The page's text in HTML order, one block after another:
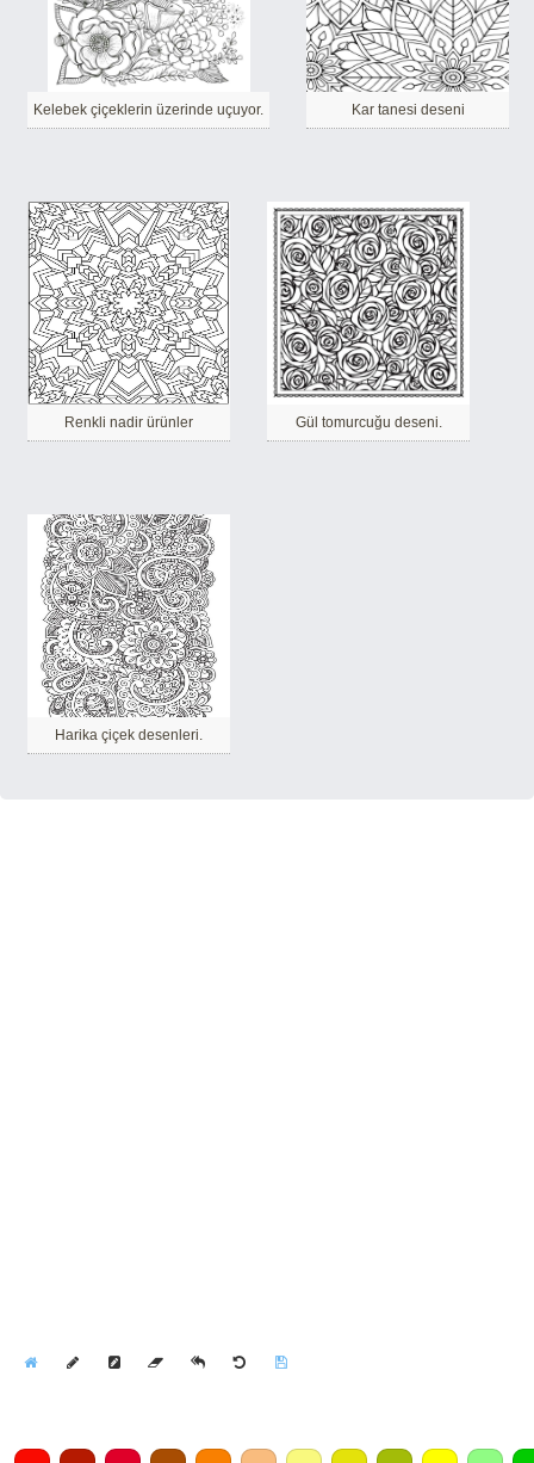
Kelebek çiçeklerin üzerinde uçuyor. Kar tanesi deseni
Renkli nadir ürünler Gül tomurcuğu deseni.
Harika çiçek desenleri.